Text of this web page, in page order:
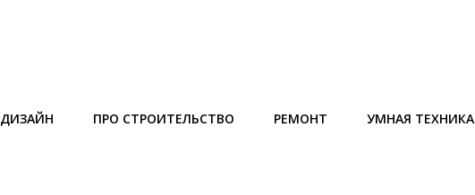
ДИЗАЙН ПРО СТРОИТЕЛЬСТВО РЕМОНТ УМНАЯ ТЕХНИКА